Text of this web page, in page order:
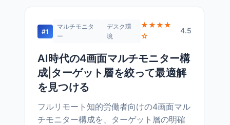
#1
マルチモニタ
ー
デスク環
境
★★★★
☆
4.5
AI時代の4画面マルチモニター構
成|ターゲット層を絞って最適解
を見つける
フルリモート知的労働者向けの4画面マル
チモニター構成を、ターゲット層の明確